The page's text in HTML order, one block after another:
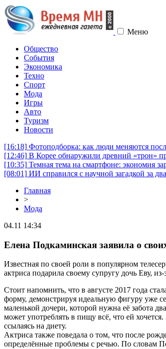
Меню
Общество
События
Экономика
Техно
Спорт
Мода
Игры
Авто
Туризм
Новости
[16:18] Фотоподборка: как люди меняются
[12:46] В Корее обнаружили древний «трон»
[10:35] Темная тема на смартфоне: экономия
[08:01] ИИ справился с научной загадкой за
Главная
>
Мода
04.11 14:34
Елена Подкаминская заявила о
Известная по своей роли в популярном
актриса подарила своему супругу дочь Еву,
Стоит напомнить, что в августе 2017 года
форму, демонстрируя идеальную фигуру уже
маленькой дочери, которой нужна её забота
может употреблять в пищу всё, что ей
ссылаясь на диету.
Актриса также поведала о том, что после
определённые проблемы с речью. По словам